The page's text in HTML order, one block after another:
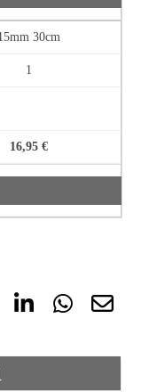
30cm
1
16,95 €